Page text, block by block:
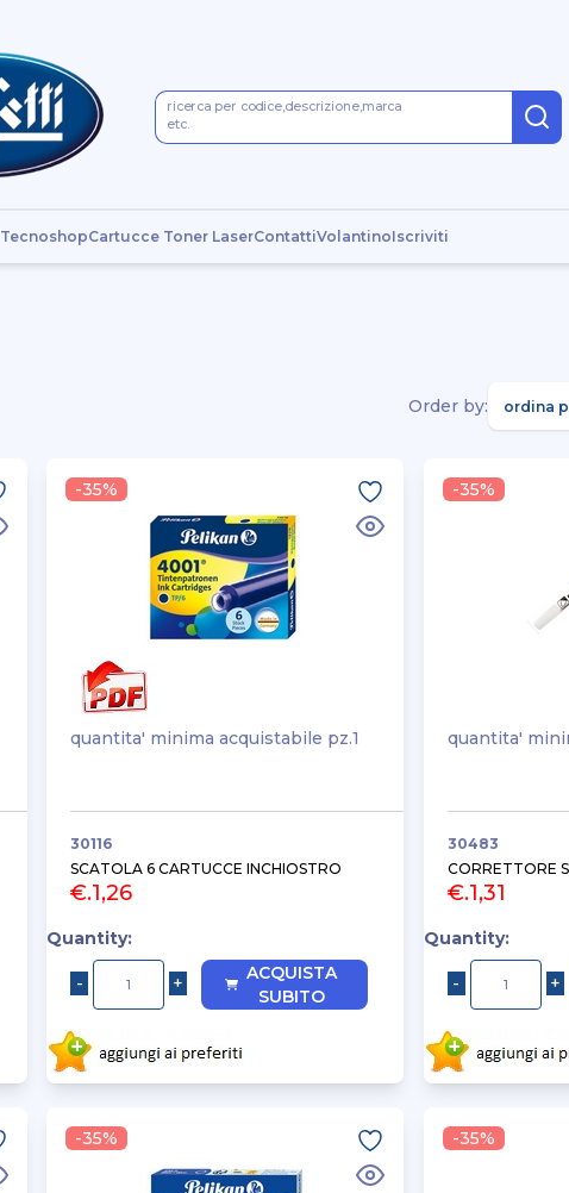
ricerca per codice,descrizione,marca
etc.
Cartucce Toner LaserContattiVolantinoIscriviti
Order by:
quantita' minima acquistabile pz.1
30116
SCATOLA 6 CARTUCCE INCHIOSTRO
€.1,26
Quantity:
ACQUISTA
SUBITO
-35%
quantita'
30483
CORRETTORE
€.1,31
Quantity:
-35%
-35% -35%